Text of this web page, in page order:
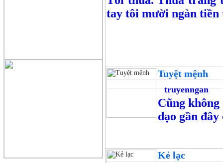
tay tôi mười ngàn tiền
Tuyệt mệnh
truyenngan
Cũng
dạo gần
Kẻ lạc